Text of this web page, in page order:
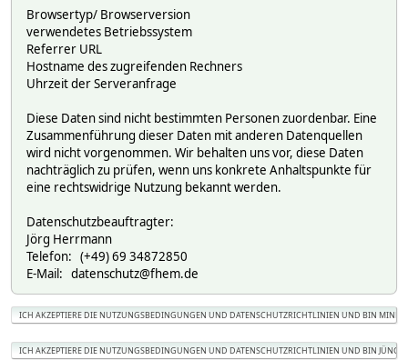
Browsertyp/ Browserversion
verwendetes Betriebssystem
Referrer URL
Hostname des zugreifenden Rechners
Uhrzeit der Serveranfrage
Diese Daten sind nicht bestimmten Personen zuordenbar. Eine
Zusammenführung dieser Daten mit anderen Datenquellen
wird nicht vorgenommen. Wir behalten uns vor, diese Daten
nachträglich zu prüfen, wenn uns konkrete Anhaltspunkte für
eine rechtswidrige Nutzung bekannt werden.
Datenschutzbeauftragter:
Jörg Herrmann
Telefon: (+49) 69 34872850
E-Mail: datenschutz@fhem.de